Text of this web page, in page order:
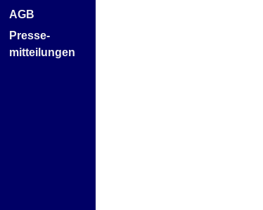
AGB
Presse-
mitteilungen